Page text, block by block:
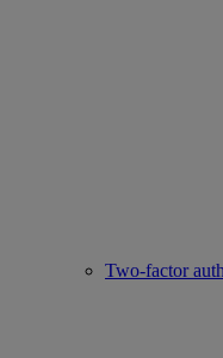
Two-factor